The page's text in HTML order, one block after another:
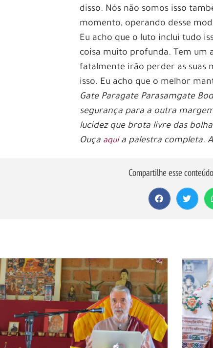
disso. Nós não somos isso
momento, operando desse
Eu acho que o luto inclui tudo
coisa muito profunda. Tem um
fatalmente irão perder as suas
isso. Eu acho que o melhor
Gate Paragate Parasamgate
segurança para a outra
lucidez que brota livre das
Ouça aquia palestra completa.
Compartilhe esse